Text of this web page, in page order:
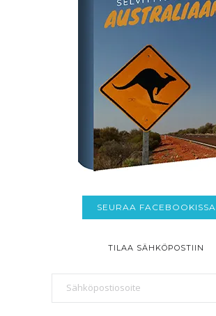
SEURAA FACEBOOKISSA
TILAA SÄHKÖPOSTIIN
Sähköpostiosoite